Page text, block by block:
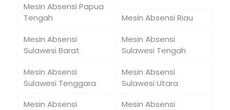
Mesin Absensi Papua
Tengah
Mesin Absensi Riau
Mesin Absensi
Sulawesi Barat
Mesin Absensi
Sulawesi Tengah
Mesin Absensi
Sulawesi Tenggara
Mesin Absensi
Sulawesi Utara
Mesin Absensi
Mesin Absensi